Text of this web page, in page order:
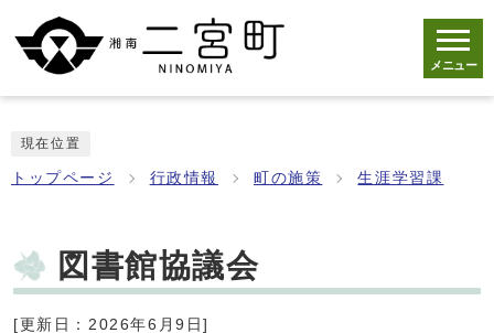
メニュー
現在位置
トップページ 行政情報 町の施策 生涯学習課
図書館協議会
[更新日：2026年6月9日]